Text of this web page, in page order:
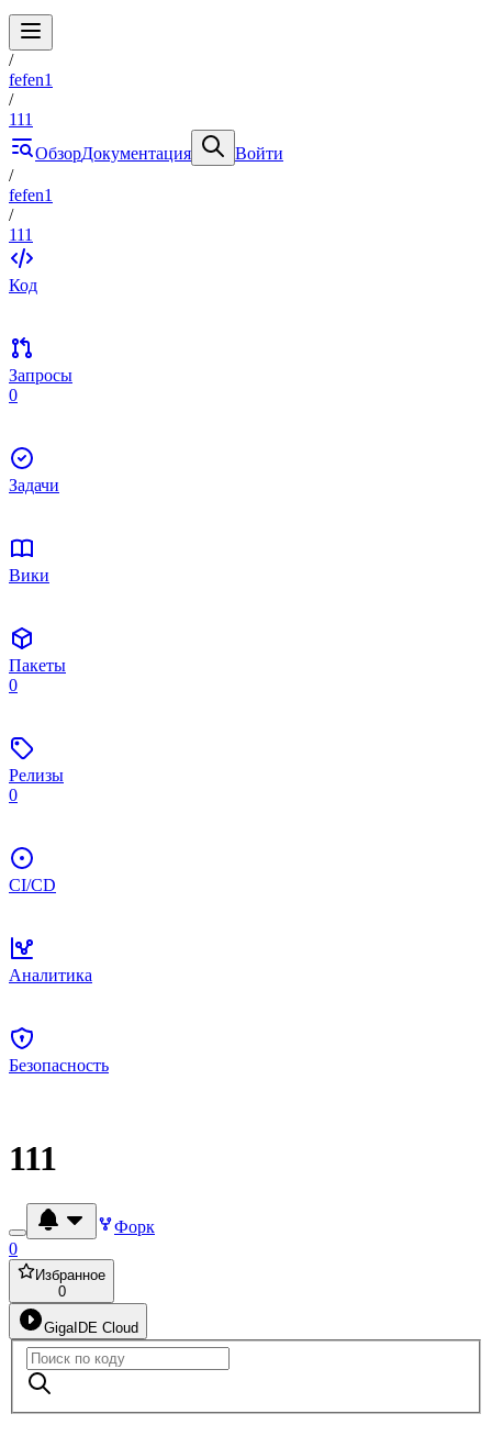
/
fefen1
/
111
ОбзорДокументация
Войти
/
fefen1
/
111
Код
Запросы
0
Задачи
Вики
Пакеты
0
Релизы
0
CI/CD
Аналитика
Безопасность
111
Форк
0
Избранное
0
GigaIDE Cloud